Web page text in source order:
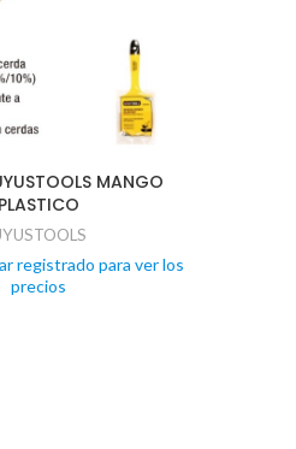
MANGO
PLASTICO
registrado para ver los
precios